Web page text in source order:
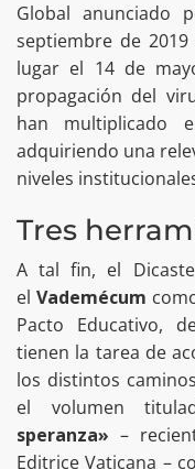
Global anunciado
septiembre de
lugar el 14 de
propagación del
han multiplicado
adquiriendo una
niveles
Tres
A tal fin, el
elVademécum
Pacto Educativo,
tienen la tarea de
los distintos
el volumen
speranza» –
Editrice Vaticana –